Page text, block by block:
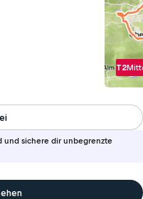
T2
sichere dir unbegrenzte